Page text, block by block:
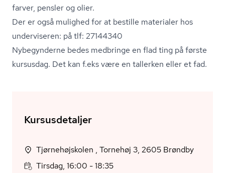
farver, pensler og olier.
Der er også mulighed for at bestille materialer hos
underviseren: på tlf: 27144340
Nybegynderne bedes medbringe en flad ting på første
kursusdag. Det kan f.eks være en tallerken eller et fad.
Kursusdetaljer
Tjørnehøjskolen , Tornehøj 3, 2605 Brøndby
Tirsdag, 16:00 - 18:35